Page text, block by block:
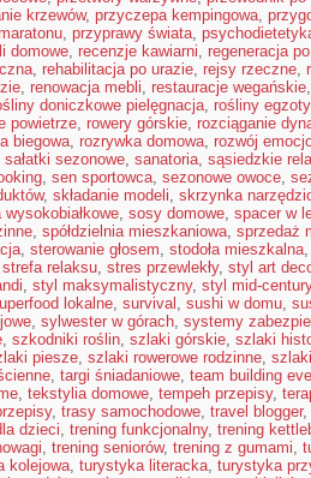
krzewów, przyczepa kempingowa,
, przyprawy świata,
domowe, recenzje kawiarni, regeneracja
, rehabilitacja po urazie, rejsy rzeczne,
, renowacja mebli, restauracje wegańskie
doniczkowe pielęgnacja, rośliny
powietrze, rowery górskie, rozciąganie
biegowa, rozrywka domowa, rozwój
sałatki sezonowe, sanatoria, sąsiedzkie
, sen sportowca, sezonowe owoce,
, składanie modeli, skrzynka
wysokobiałkowe, sosy domowe, spacer w
, spółdzielnia mieszkaniowa, sprzedaż
, sterowanie głosem, stodoła mieszkalna
strefa relaksu, stres przewlekły, styl art
, styl maksymalistyczny, styl mid-century
lokalne, survival , sushi w domu,
, sylwester w górach, systemy
, szkodniki roślin, szlaki górskie, szlaki
piesze, szlaki rowerowe rodzinne,
, targi śniadaniowe, team building
, tekstylia domowe, tempeh przepisy,
, trasy samochodowe, travel blogger,
dzieci, trening funkcjonalny, trening
, trening seniorów, trening z gumami,
kolejowa, turystyka literacka, turystyka